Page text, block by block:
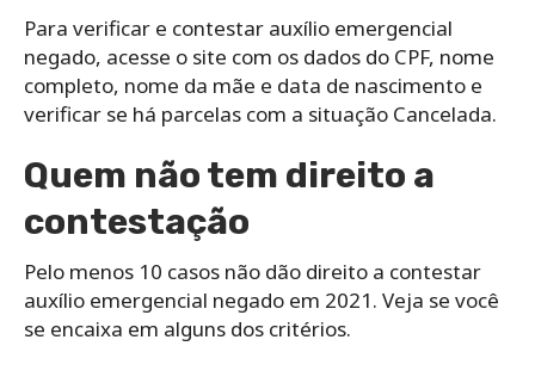
Para verificar e contestar auxílio emergencial
negado, acesse o site com os dados do CPF, nome
completo, nome da mãe e data de nascimento e
verificar se há parcelas com a situação Cancelada.
Quem não tem direito a
contestação
Pelo menos 10 casos não dão direito a contestar
auxílio emergencial negado em 2021. Veja se você
se encaixa em alguns dos critérios.